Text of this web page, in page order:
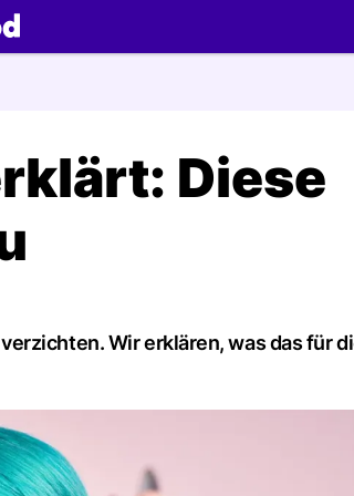
Diese
Wir erklären, was das für